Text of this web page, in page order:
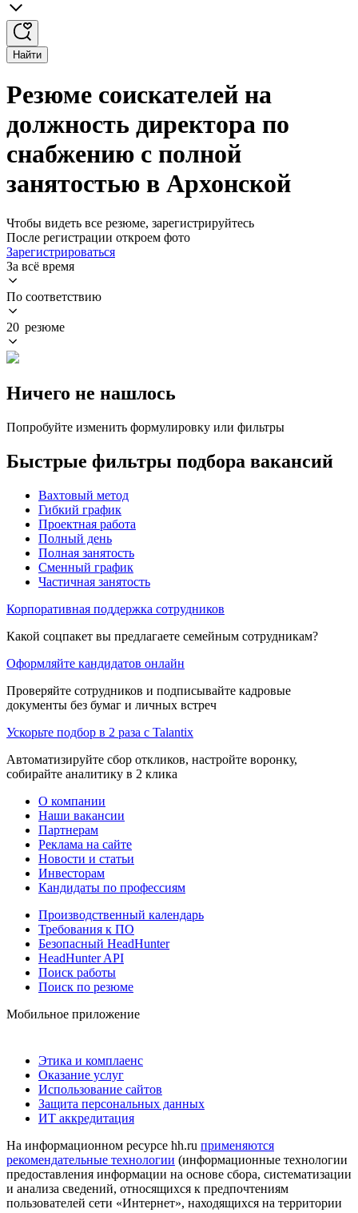
Найти
Резюме соискателей на
должность директора по
снабжению с полной
занятостью в Архонской
Чтобы видеть все резюме, зарегистрируйтесь
После регистрации откроем фото
Зарегистрироваться
За всё время
По соответствию
20 резюме
Ничего не нашлось
Попробуйте изменить формулировку или фильтры
Быстрые фильтры подбора вакансий
Вахтовый метод
Гибкий график
Проектная работа
Полный день
Полная занятость
Сменный график
Частичная занятость
Корпоративная поддержка сотрудников
Какой соцпакет вы предлагаете семейным сотрудникам?
Оформляйте кандидатов онлайн
Проверяйте сотрудников и подписывайте кадровые
документы без бумаг и личных встреч
Ускорьте подбор в 2 раза с Talantix
Автоматизируйте сбор откликов, настройте воронку,
собирайте аналитику в 2 клика
О компании
Наши вакансии
Партнерам
Реклама на сайте
Новости и статьи
Инвесторам
Кандидаты по профессиям
Производственный календарь
Требования к ПО
Безопасный HeadHunter
HeadHunter API
Поиск работы
Поиск по резюме
Мобильное приложение
Этика и комплаенс
Оказание услуг
Использование сайтов
Защита персональных данных
ИТ аккредитация
На информационном ресурсе hh.ru применяются
рекомендательные технологии (информационные технологии
предоставления информации на основе сбора, систематизации
и анализа сведений, относящихся к предпочтениям
пользователей сети «Интернет», находящихся на территории